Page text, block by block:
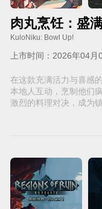
肉丸烹饪：盛
KuloNiku: Bowl Up!
上市时间：2026年04月
在这款充满活力与喜感
本地人互动，烹制他们
激烈的料理对决，成为